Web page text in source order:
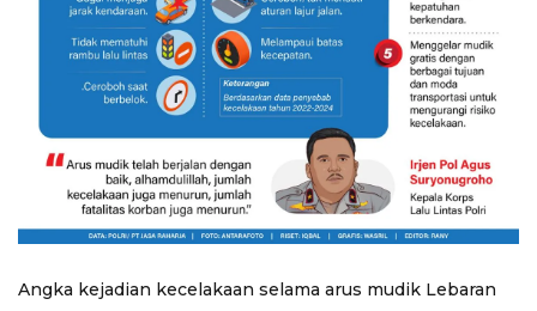
Angka kejadian kecelakaan selama arus mudik Lebaran